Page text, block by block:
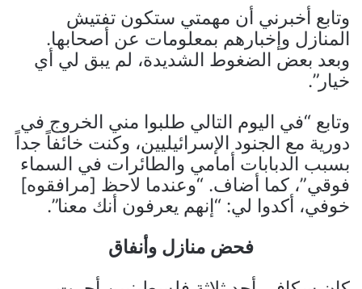
وتابع أخبرني أن مهمتي ستكون تفتيش
المنازل وإخبارهم بمعلومات عن أصحابها.
وبعد بعض الضغوط الشديدة، لم يبق لي أي
خيار”.
وتابع “في اليوم التالي طلبوا مني الخروج في
دورية مع الجنود الإسرائيليين، وكنت خائفاً جداً
بسبب الدبابات أمامي والطائرات في السماء
فوقي”، كما أضاف. “وعندما لاحظ [مرافقوه]
خوفي، أكدوا لي: “إنهم يعرفون أنك معنا”.
فحض منازل وأنفاق